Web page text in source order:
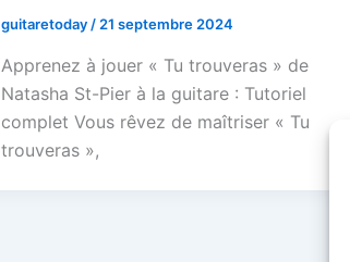
guitaretoday/21 septembre 2024
Apprenez à jouer « Tu trouveras » de
Natasha St-Pier à la guitare : Tutoriel
complet Vous rêvez de maîtriser « Tu
trouveras »,